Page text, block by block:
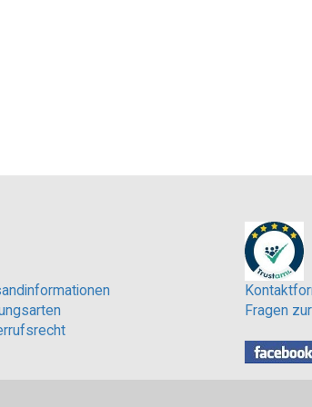
Fragen